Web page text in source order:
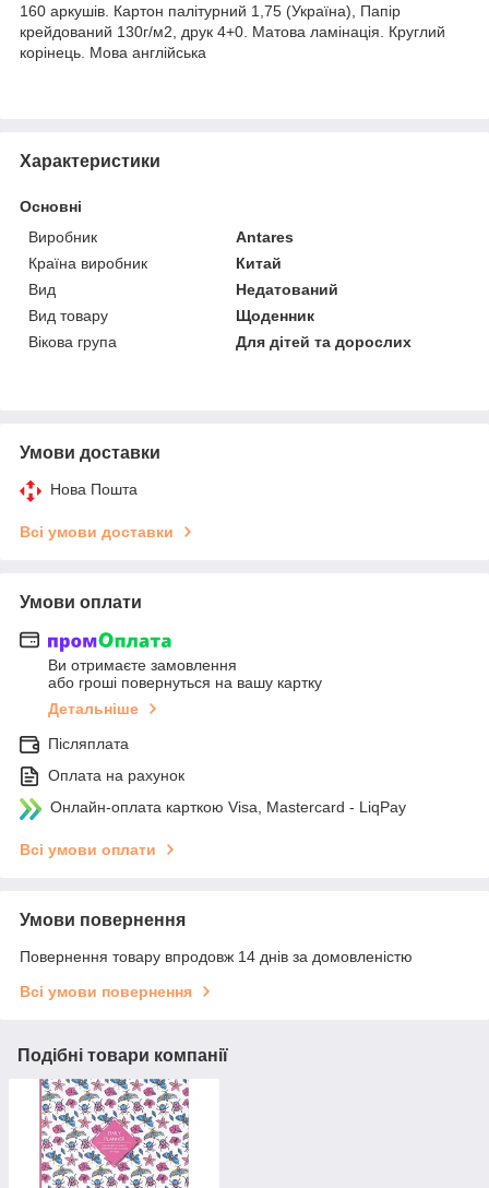
160 аркушів. Картон палітурний 1,75 (Україна), Папір
крейдований 130г/м2, друк 4+0. Матова ламінація. Круглий
корінець. Мова англійська
Характеристики
Основні
Виробник
Antares
Країна виробник
Китай
Вид
Недатований
Вид товару
Щоденник
Вікова група
Для дітей та дорослих
Умови доставки
Нова Пошта
Всі умови доставки
Умови оплати
Ви отримаєте замовлення
або гроші повернуться на вашу картку
Детальніше
Післяплата
Оплата на рахунок
Онлайн-оплата карткою Visa, Mastercard - LiqPay
Всі умови оплати
Умови повернення
Повернення товару впродовж 14 днів за домовленістю
Всі умови повернення
Подібні товари компанії